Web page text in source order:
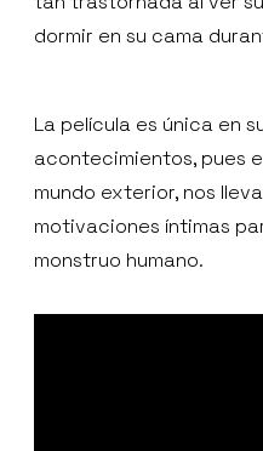
dormir en su cama
La película es única en
acontecimientos, pues
mundo exterior, nos
motivaciones íntimas
monstruo humano.